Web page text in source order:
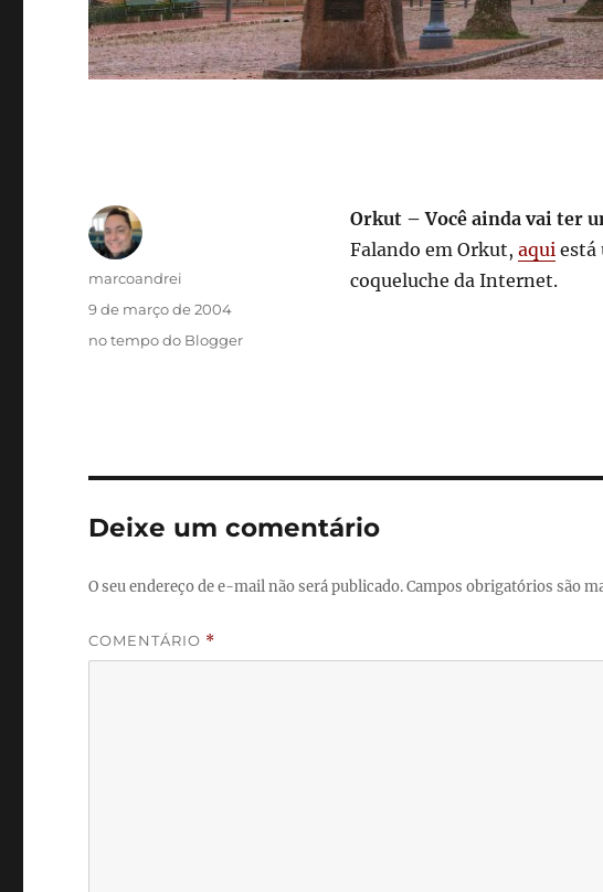
Orkut – Você ainda vai ter
Falando em Orkut, aquiestá
coqueluche da Internet.
Autor
marcoandrei
Publicado
9 de março de 2004
Categorias
no tempo do Blogger
Deixe um comentário
O seu endereço de e-mail não será publicado.Campos obrigatórios são
COMENTÁRIO *